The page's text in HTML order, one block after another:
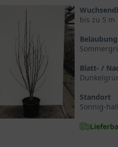
gebracht. Sie ist eine
Blütenbildung. Magnolia
in unseren europäischen
und hat eine
und Blüten, denn sie ist von
bis zu 5 m
Belaubung
Blatt- /
Standort
Sonnig-